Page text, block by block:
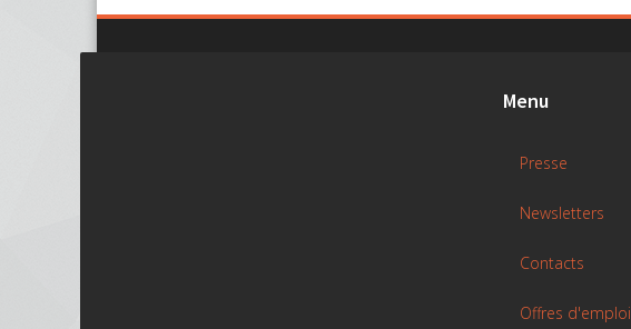
Menu
Presse
Newsletters
Contacts
Offres d'emploi